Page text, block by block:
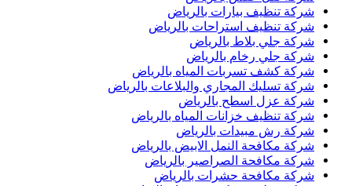
شركة تنظيف بيارات بالرياض
شركة تنظيف استراحات بالرياض
شركة جلي بلاط بالرياض
شركة جلي رخام بالرياض
شركة كشف تسربات المياه بالرياض
شركة تسليك المجاري والبلاعات بالرياض
شركة عزل اسطح بالرياض
شركة تنظيف خزانات المياه بالرياض
شركة رش مبيدات بالرياض
شركة مكافحة النمل الابيض بالرياض
شركة مكافحة الصراصير بالرياض
شركة مكافحة حشرات بالرياض